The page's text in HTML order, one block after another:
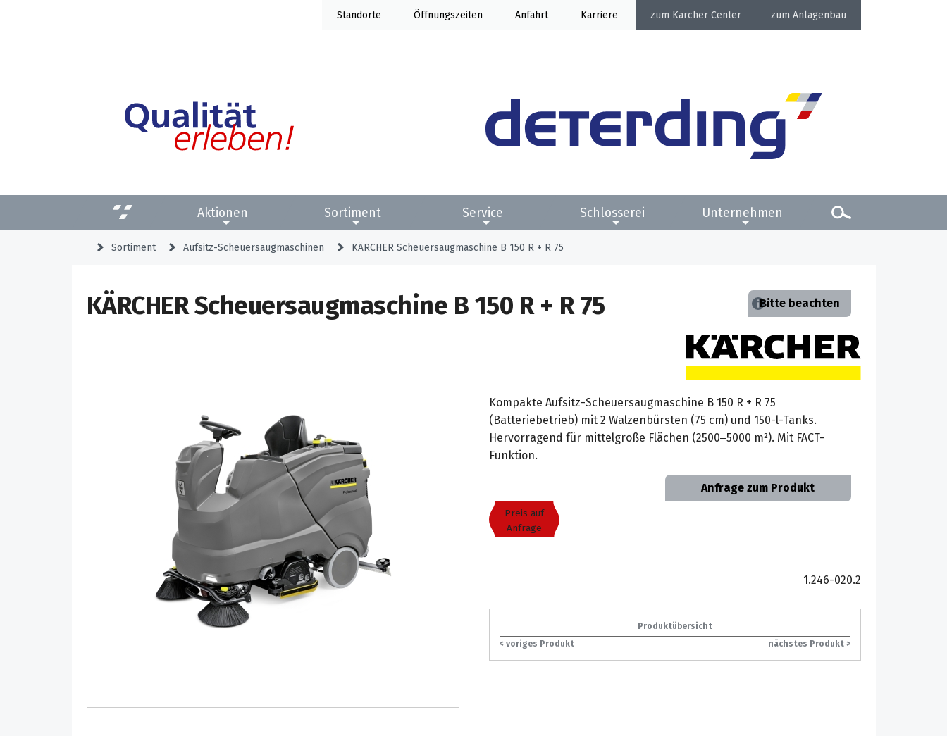
Standorte Öffnung Anfahrt Karriere Kärcher Center Anlagenbau
Aktionen Sortiment Service Schlosserei Unternehmen
Sortiment Aufsitz-Scheuersaugmaschinen KÄRCHER Scheuersaugmaschine B 150 R + R 75
Bitte beachten
KÄRCHER Scheuersaugmaschine B 150 R + R 75
Kompakte Aufsitz-Scheuersaugmaschine B 150 R + R 75
(Batteriebetrieb) mit 2 Walzenbürsten (75 cm) und 150-l-Tanks.
Hervorragend für mittelgroße Flächen (2500–5000 m²). Mit FACT-
Funktion.
Preis auf
Anfrage
Anfrage zum Produkt
1.246-020.2
Produktübersicht
< voriges Produkt
nächstes Produkt >